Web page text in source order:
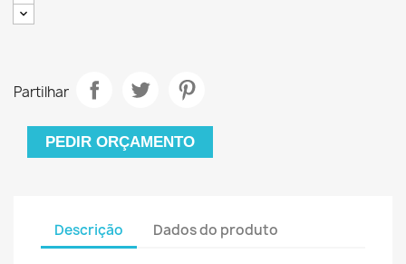
Partilhar
PEDIR ORÇAMENTO
Descrição Dados do produto